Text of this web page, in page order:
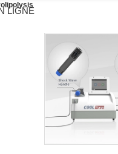
LIGNE